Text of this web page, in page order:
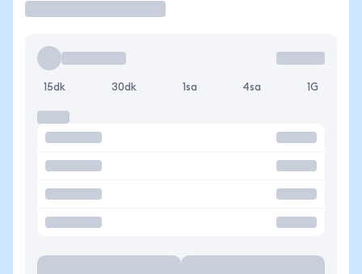
15dk 30dk 1sa 4sa 1G